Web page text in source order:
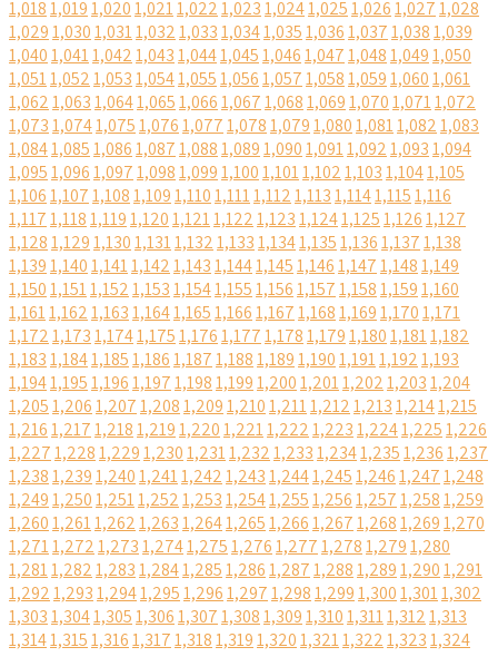
1,0181,0191,0201,0211,0221,0231,0241,0251,0261,0271,028
1,0291,0301,0311,0321,0331,0341,0351,0361,0371,0381,039
1,0401,0411,0421,0431,0441,0451,0461,0471,0481,0491,050
1,0511,0521,0531,0541,0551,0561,0571,0581,0591,0601,061
1,0621,0631,0641,0651,0661,0671,0681,0691,0701,0711,072
1,0731,0741,0751,0761,0771,0781,0791,0801,0811,0821,083
1,0841,0851,0861,0871,0881,0891,0901,0911,0921,0931,094
1,0951,0961,0971,0981,0991,1001,1011,1021,1031,1041,105
1,1061,1071,1081,1091,1101,1111,1121,1131,1141,1151,116
1,1171,1181,1191,1201,1211,1221,1231,1241,1251,1261,127
1,1281,1291,1301,1311,1321,1331,1341,1351,1361,1371,138
1,1391,1401,1411,1421,1431,1441,1451,1461,1471,1481,149
1,1501,1511,1521,1531,1541,1551,1561,1571,1581,1591,160
1,1611,1621,1631,1641,1651,1661,1671,1681,1691,1701,171
1,1721,1731,1741,1751,1761,1771,1781,1791,1801,1811,182
1,1831,1841,1851,1861,1871,1881,1891,1901,1911,1921,193
1,1941,1951,1961,1971,1981,1991,2001,2011,2021,2031,204
1,2051,2061,2071,2081,2091,2101,2111,2121,2131,2141,215
1,2161,2171,2181,2191,2201,2211,2221,2231,2241,2251,226
1,2271,2281,2291,2301,2311,2321,2331,2341,2351,2361,237
1,2381,2391,2401,2411,2421,2431,2441,2451,2461,2471,248
1,2491,2501,2511,2521,2531,2541,2551,2561,2571,2581,259
1,2601,2611,2621,2631,2641,2651,2661,2671,2681,2691,270
1,2711,2721,2731,2741,2751,2761,2771,2781,2791,280
1,2811,2821,2831,2841,2851,2861,2871,2881,2891,2901,291
1,2921,2931,2941,2951,2961,2971,2981,2991,3001,3011,302
1,3031,3041,3051,3061,3071,3081,3091,3101,3111,3121,313
1,3141,3151,3161,3171,3181,3191,3201,3211,3221,3231,324